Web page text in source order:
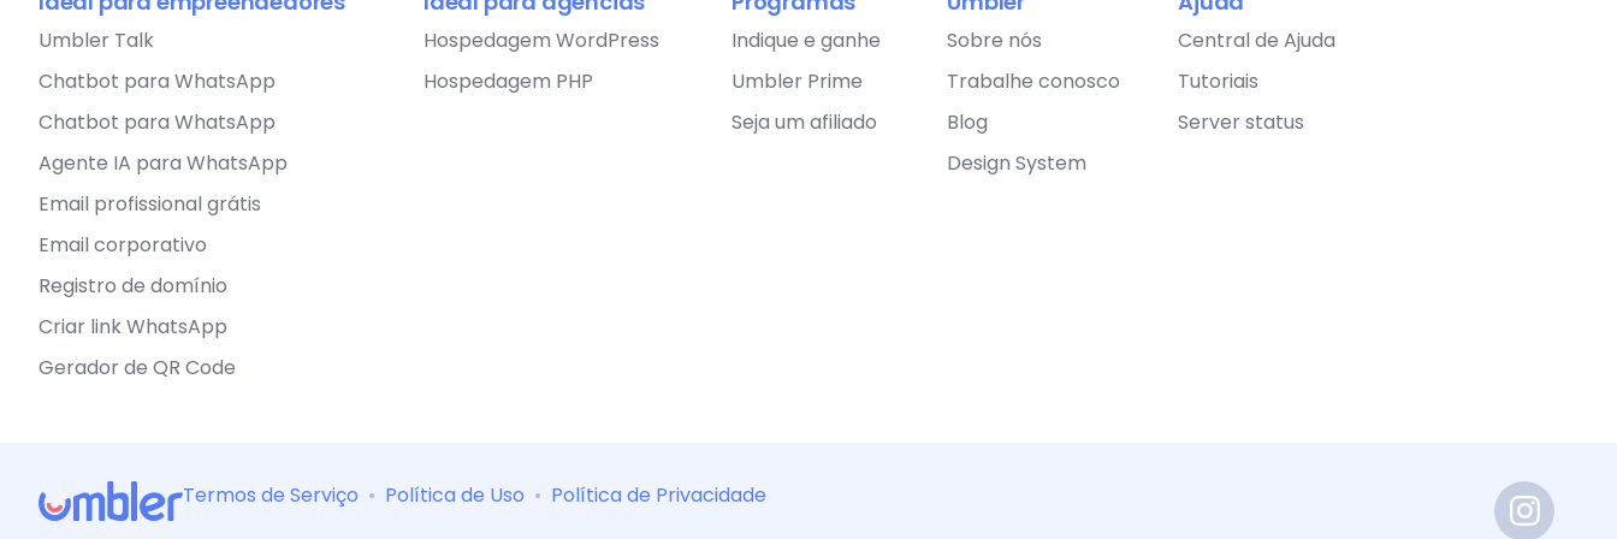
Umbler Talk
Chatbot para WhatsApp
Chatbot para WhatsApp
Agente IA para WhatsApp
Email profissional grátis
Email corporativo
Registro de domínio
Criar link WhatsApp
Gerador de QR Code
Hospedagem WordPress
Hospedagem PHP
Indique e ganhe
Umbler Prime
Seja um afiliado
Sobre nós
Trabalhe conosco
Blog
Design System
Central de Ajuda
Tutoriais
Server status
Termos de Serviço • Política de Uso • Política de Privacidade